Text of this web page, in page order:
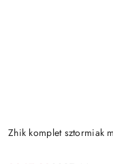
Zhik komplet sztormiak